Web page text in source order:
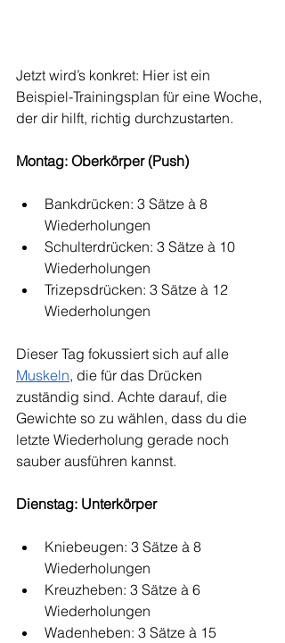
Jetzt wird’s konkret: Hier ist ein
Beispiel-Trainingsplan für eine Woche,
der dir hilft, richtig durchzustarten.
Montag: Oberkörper (Push)
Bankdrücken: 3 Sätze à 8
Wiederholungen
Schulterdrücken: 3 Sätze à 10
Wiederholungen
Trizepsdrücken: 3 Sätze à 12
Wiederholungen
Dieser Tag fokussiert sich auf alle
Muskeln, die für das Drücken
zuständig sind. Achte darauf, die
Gewichte so zu wählen, dass du die
letzte Wiederholung gerade noch
sauber ausführen kannst.
Dienstag: Unterkörper
Kniebeugen: 3 Sätze à 8
Wiederholungen
Kreuzheben: 3 Sätze à 6
Wiederholungen
Wadenheben: 3 Sätze à 15